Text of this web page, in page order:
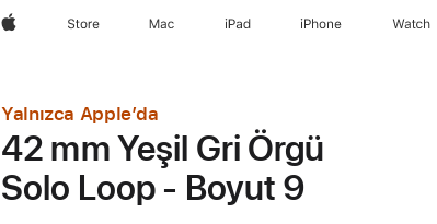
wzlhp Store Mac iPad iPhone Watch
Yalnızca Apple’da
42 mm Yeşil Gri Örgü
Solo Loop - Boyut 9